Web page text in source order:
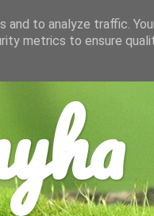
to analyze traffic.
metrics to ensure